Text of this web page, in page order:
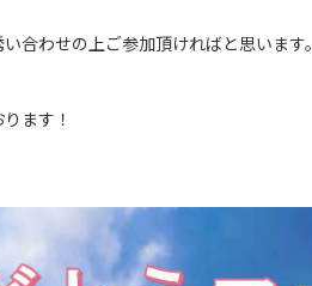
合わせの上ご参加頂ければと思います。
ます！